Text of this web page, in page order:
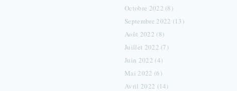
Octobre 2022 (8)
Septembre 2022 (13)
Août 2022 (8)
Juillet 2022 (7)
Juin 2022 (4)
Mai 2022 (6)
Avril 2022 (14)